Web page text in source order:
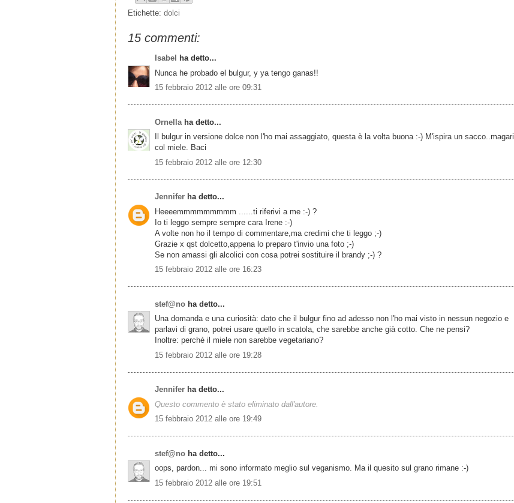
Etichette: dolci
15 commenti:
Isabel
ha detto...
Nunca he probado el bulgur, y ya tengo ganas!!
15 febbraio 2012 alle ore 09:31
Ornella ha detto...
Il bulgur in versione dolce non l'ho mai assaggiato, questa è la volta buona :-) M'ispira un sacco..magari
col miele. Baci
15 febbraio 2012 alle ore 12:30
Jennifer ha detto...
Heeeemmmmmmmmm ......ti riferivi a me :-) ?
Io ti leggo sempre sempre cara Irene :-)
A volte non ho il tempo di commentare,ma credimi che ti leggo ;-)
Grazie x qst dolcetto,appena lo preparo t'invio una foto ;-)
Se non amassi gli alcolici con cosa potrei sostituire il brandy ;-) ?
15 febbraio 2012 alle ore 16:23
stef@no ha detto...
Una domanda e una curiosità: dato che il bulgur fino ad adesso non l'ho mai visto in nessun negozio e
parlavi di grano, potrei usare quello in scatola, che sarebbe anche già cotto. Che ne pensi?
Inoltre: perchè il miele non sarebbe vegetariano?
15 febbraio 2012 alle ore 19:28
Jennifer ha detto...
Questo commento è stato eliminato dall'autore.
15 febbraio 2012 alle ore 19:49
stef@no ha detto...
oops, pardon... mi sono informato meglio sul veganismo. Ma il quesito sul grano rimane :-)
15 febbraio 2012 alle ore 19:51